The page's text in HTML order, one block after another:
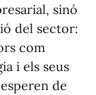
sinó
del sector:
com
i els seus
de